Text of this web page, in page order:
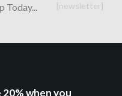
Today...
[newsletter]
20% when you